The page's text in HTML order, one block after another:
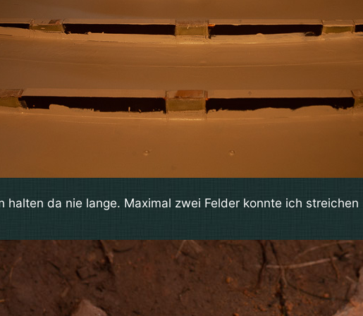
halten da nie lange. Maximal zwei Felder konnte ich